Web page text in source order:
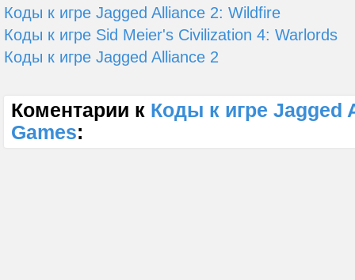
Коды к игре Jagged Alliance 2: Wildfire
Коды к игре Sid Meier's Civilization 4: Warlords
Коды к игре Jagged Alliance 2
Коментарии к Коды к игре Jagged
Games: